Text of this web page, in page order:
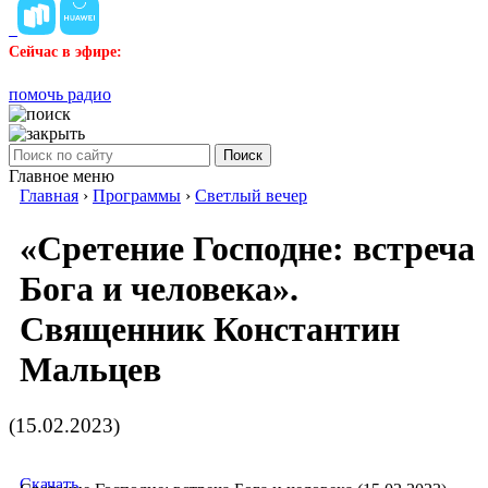
Сейчас в эфире:
помочь радио
Поиск
Главное меню
Главная › Программы › Светлый вечер
«Сретение Господне: встреча
Бога и человека».
Священник Константин
Мальцев
(15.02.2023)
Скачать